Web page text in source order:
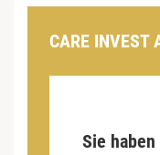
CARE
Sie